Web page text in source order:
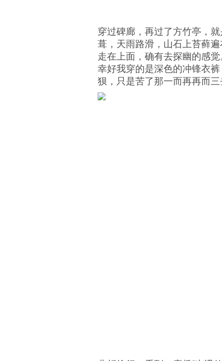
穿过碑廊，再过了方竹亭，
葺，天雨路滑，山石上苔藓
走在上面，确有去探幽的感
幸好我穿的是深色的冲锋衣
狈，只是苦了那一而再再而